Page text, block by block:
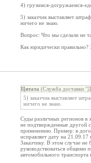
4) грузимся-догружаемся-
5) заказчик выставляет
ничего не знаю.
Вопрос: Что мы сделали не
Как юридически правильно?
Цитата (Служба доставки
5) заказчик выставляет
ничего не знаю.
Суды различных регионов в
не подтвержденные другой
применению. Пример: в
исправляет дату на
Заказчику. В этом случае
руководствоваться общими
автомобильного транспорта